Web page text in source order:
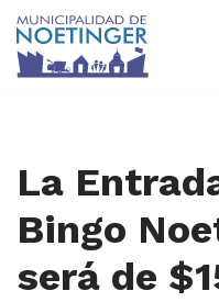
Saltar
La
Bingo
será de